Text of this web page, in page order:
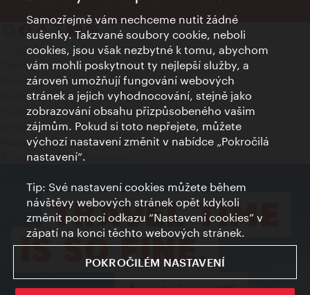
Kontakty
Credits
Prohlášení o ochraně osobních údajů
Terms of Use
Přístupnost
Kontakt pro tisk
Nastavení cookies
© Copyright Wien Tourismus
Samozřejmě vám nechceme nutit žádné
sušenky. Takzvané soubory cookie, neboli
cookies, jsou však nezbytné k tomu, abychom
vám mohli poskytnout ty nejlepší služby, a
zároveň umožňují fungování webových
stránek a jejich vyhodnocování, stejně jako
zobrazování obsahu přizpůsobeného vašim
zájmům. Pokud si toto nepřejete, můžete
výchozí nastavení změnit v nabídce „Pokročilá
nastavení“.
Tip: Své nastavení cookies můžete během
návštěvy webových stránek opět kdykoli
změnit pomocí odkazu “Nastavení cookies” v
zápatí na konci těchto webových stránek.
POKROČILÉM NASTAVENÍ